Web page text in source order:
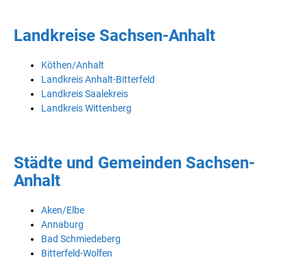
Landkreise Sachsen-Anhalt
Köthen/Anhalt
Landkreis Anhalt-Bitterfeld
Landkreis Saalekreis
Landkreis Wittenberg
Städte und Gemeinden Sachsen-
Anhalt
Aken/Elbe
Annaburg
Bad Schmiedeberg
Bitterfeld-Wolfen